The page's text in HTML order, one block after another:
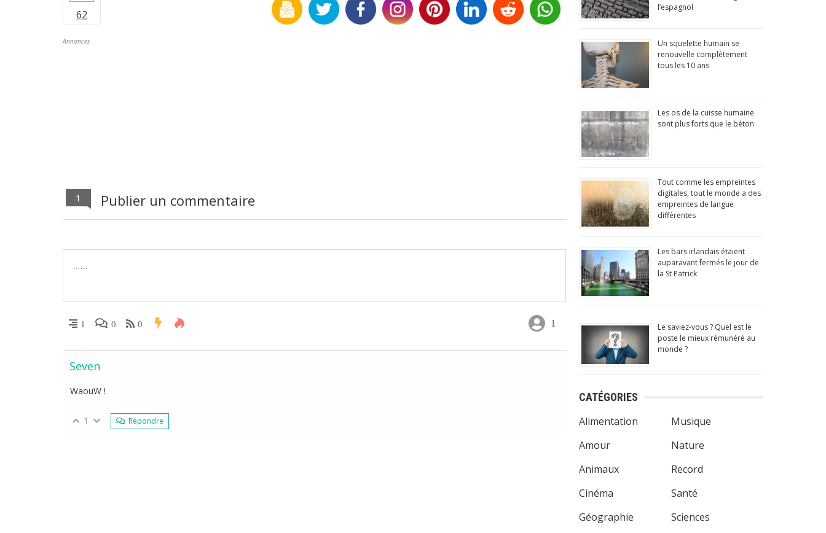
Annonces
1 Publier un commentaire
1 0 0 1
Seven
WaouW !
1 Répondre
l’espagnol
Un squelette humain se
renouvelle complètement
tous les 10 ans
Les os de la cuisse humaine
sont plus forts que le béton
Tout comme les empreintes
digitales, tout le monde a des
empreintes de langue
différentes
Les bars irlandais étaient
auparavant fermés le jour de
la St Patrick
Le saviez-vous ? Quel est le
poste le mieux rémunéré au
monde ?
CATÉGORIES
Alimentation
Amour
Animaux
Cinéma
Géographie
Musique
Nature
Record
Santé
Sciences